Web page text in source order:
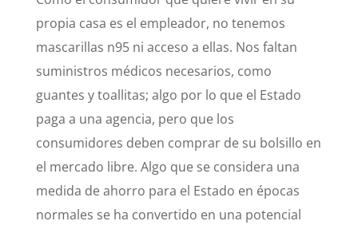
propia casa es el empleador, no tenemos
mascarillas n95 ni acceso a ellas. Nos faltan
suministros médicos necesarios, como
guantes y toallitas; algo por lo que el Estado
paga a una agencia, pero que los
consumidores deben comprar de su bolsillo en
el mercado libre. Algo que se considera una
medida de ahorro para el Estado en épocas
normales se ha convertido en una potencial